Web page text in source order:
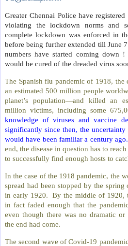
Greater Chennai Police have
violating the lockdown norms and
complete lockdown was enforced in
before being further extended till June
numbers have started coming down
would be cured of the dreaded virus
The Spanish flu pandemic of 1918, the
an estimated 500 million people
planet’s population—and killed an
million victims, including some
knowledge of viruses and vaccine
significantly since then, the
would have been familiar a century ago.
end, the disease in question has to
to successfully find enough hosts to
In the case of the 1918 pandemic, the
spread had been stopped by the
in early 1920.
By the middle of 1920,
in fact faded enough that the
even though there was no dramatic or
the end had come.
The second wave of Covid-19